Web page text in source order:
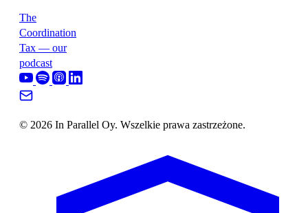
The
Coordination
Tax — our
podcast
© 2026 In Parallel Oy. Wszelkie prawa zastrzeżone.